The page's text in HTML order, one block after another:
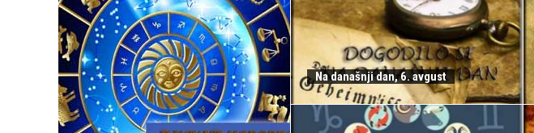
Na današnji dan, 6. avgust